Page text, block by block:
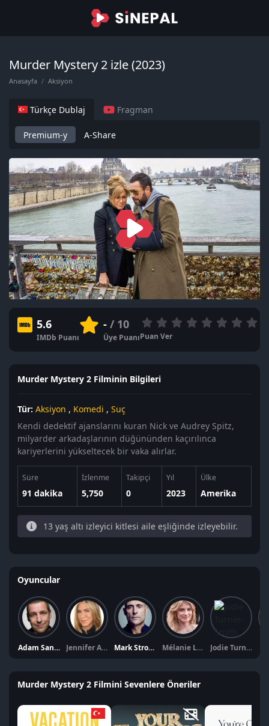
Murder Mystery 2 izle (2023)
Anasayfa Aksiyon
Türkçe Dublaj Fragman
Premium-y A-Share
5.6
IMDb Puanı
-/ 10
Üye PuanıPuan Ver
Murder Mystery 2 Filminin Bilgileri
Tür: Aksiyon , Komedi , Suç
Kendi dedektif ajanslarını kuran Nick ve Audrey Spitz,
milyarder arkadaşlarının düğününden kaçırılınca
kariyerlerini yükseltecek bir vaka alırlar.
Süre
91 dakika
İzlenme
5,750
Takipçi
0
Yıl
2023
Ülke
Amerika
13 yaş altı izleyici kitlesi aile eşliğinde izleyebilir.
Oyuncular
Adam Sandler Jennifer Aniston Mark Strong Mélanie Laurent Jodie Turner-Smith
Murder Mystery 2 Filmini Sevenlere Öneriler